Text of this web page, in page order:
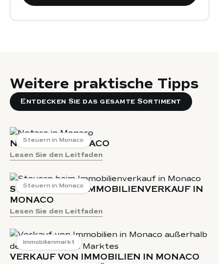
risikofreien Erwerb
Weitere praktische Tipps
Entdecken Sie das gesamte Sortiment
Steuern in Monaco
NOTARE IN MONACO
Lesen Sie den Leitfaden
Steuern in Monaco
STEUERN BEIM IMMOBILIENVERKAUF IN
MONACO
Lesen Sie den Leitfaden
Immobilienmarkt
VERKAUF VON IMMOBILIEN IN MONACO